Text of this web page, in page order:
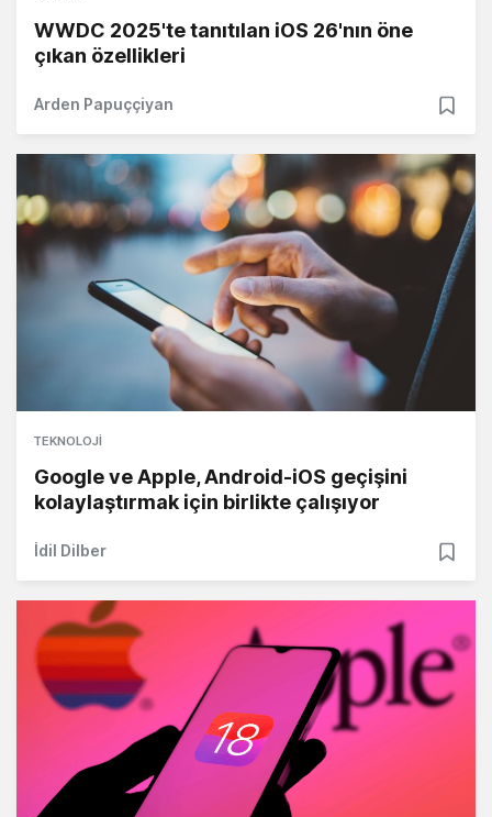
WWDC 2025'te tanıtılan iOS 26'nın öne
çıkan özellikleri
Arden Papuççiyan
TEKNOLOJI
Google ve Apple, Android-iOS geçişini
kolaylaştırmak için birlikte çalışıyor
İdil Dilber